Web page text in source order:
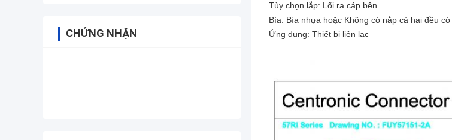
CHỨNG NHẬN
Tùy chọn lắp: Lối ra cáp bên
Bìa: Bìa nhựa hoặc Không có nắp cả hai đều có
Ứng dụng: Thiết bị liên lạc